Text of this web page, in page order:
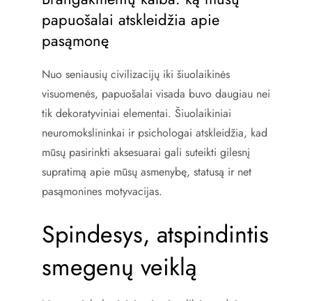
papuošalai atskleidžia apie
pasąmonę
Nuo seniausių civilizacijų iki šiuolaikinės
visuomenės, papuošalai visada buvo daugiau nei
tik dekoratyviniai elementai. Šiuolaikiniai
neuromokslininkai ir psichologai atskleidžia, kad
mūsų pasirinkti aksesuarai gali suteikti gilesnį
supratimą apie mūsų asmenybę, statusą ir net
pasąmonines motyvacijas.
Spindesys, atspindintis
smegenų veiklą